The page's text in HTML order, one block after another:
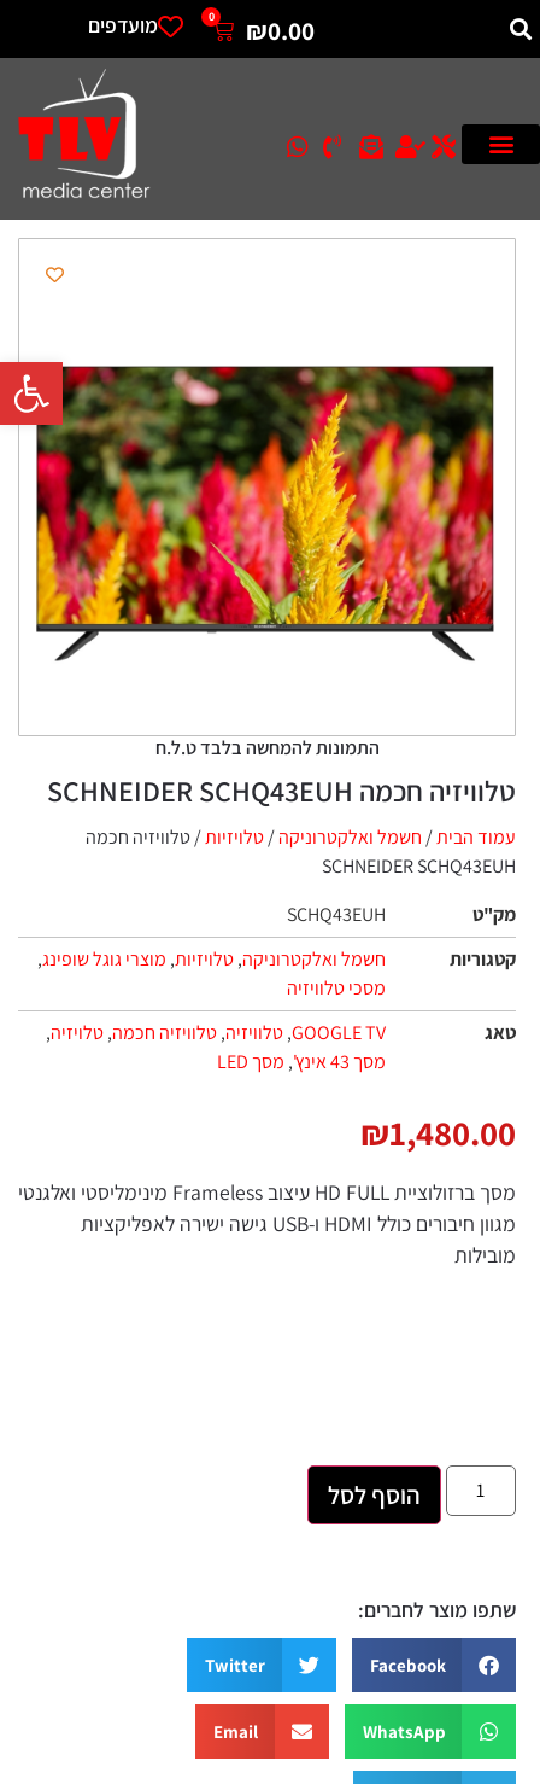
פתח
₪0.00
0 מועדפים
התמונות להמחשה בלבד ט.ל.ח
טלוויזיה חכמה SCHNEIDER SCHQ43EUH
עמוד הבית/חשמל ואלקטרוניקה/טלויזיות/ טלוויזיה חכמה
SCHNEIDER SCHQ43EUH
מק"ט
SCHQ43EUH
קטגוריות
חשמל ואלקטרוניקה,טלויזיות, מוצרי גוגל שופינג,
מסכי טלוויזיה
טאג
GOOGLE TV
,טלוויזיה,טלוויזיה חכמה,טלויזיה,
מסך 43 אינץ'
, מסך LED
₪1,480.00
מסך ברזולוציית HD FULL עיצוב Frameless מינימליסטי ואלגנטי
מגוון חיבורים כולל HDMI ו-USB גישה ישירה לאפליקציות
מובילות
הוסף לסל
שתפו מוצר לחברים:
Facebook
Twitter
WhatsApp
Email